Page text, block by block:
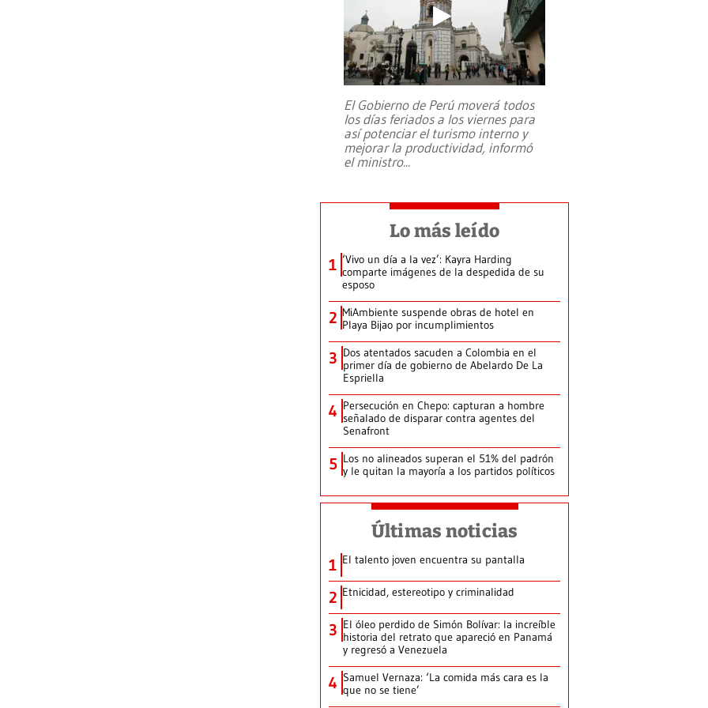
El Gobierno de Perú moverá todos
los días feriados a los viernes para
así potenciar el turismo interno y
mejorar la productividad, informó
el ministro...
Lo más leído
1 ‘Vivo un día a la vez’: Kayra Harding
comparte imágenes de la despedida de su
esposo
2 MiAmbiente suspende obras de hotel en
Playa Bijao por incumplimientos
3 Dos atentados sacuden a Colombia en el
primer día de gobierno de Abelardo De La
Espriella
4 Persecución en Chepo: capturan a hombre
señalado de disparar contra agentes del
Senafront
5 Los no alineados superan el 51% del padrón
y le quitan la mayoría a los partidos políticos
Últimas noticias
1 El talento joven encuentra su pantalla​
2 Etnicidad, estereotipo y criminalidad
3 El óleo perdido de Simón Bolívar: la increíble
historia del retrato que apareció en Panamá
y regresó a Venezuela
4 Samuel Vernaza: ‘La comida más cara es la
que no se tiene’